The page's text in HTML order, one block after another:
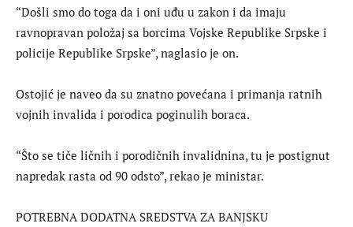
“Došli smo do toga da i oni uđu u zakon i da imaju
ravnopravan položaj sa borcima Vojske Republike Srpske i
policije Republike Srpske”, naglasio je on.
Ostojić je naveo da su znatno povećana i primanja ratnih
vojnih invalida i porodica poginulih boraca.
“Što se tiče ličnih i porodičnih invalidnina, tu je postignut
napredak rasta od 90 odsto”, rekao je ministar.
POTREBNA DODATNA SREDSTVA ZA BANJSKU